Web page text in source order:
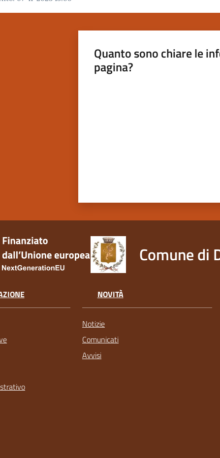
Quanto sono chiare le
pagina?
Comune di
NOVITÀ
Notizie
Comunicati
Avvisi